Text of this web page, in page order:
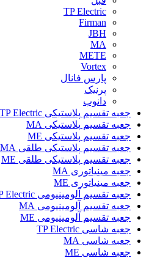
TP Electric
Firman
JBH
MA
METE
Vortex
پارس فانال
پرنیک
دانوب
جعبه تقسیم پلاستیکی TP Electric
جعبه تقسیم پلاستیکی MA
جعبه تقسیم پلاستیکی ME
جعبه تقسیم پلاستیکی طلقی MA
جعبه تقسیم پلاستیکی طلقی ME
جعبه مینیاتوری MA
جعبه مینیاتوری ME
جعبه تقسیم آلومینیومی TP Electric
جعبه تقسیم آلومینیومی MA
جعبه تقسیم آلومینیومی ME
جعبه شاسی TP Electric
جعبه شاسی MA
جعبه شاسی ME